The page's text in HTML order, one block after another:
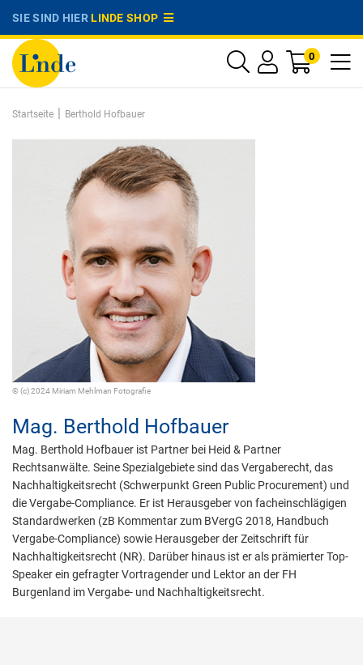
SIE SIND HIERLINDE SHOP
0
Startseite | Berthold Hofbauer
© (c) 2024 Miriam Mehlman Fotografie
Mag. Berthold Hofbauer
Mag. Berthold Hofbauer ist Partner bei Heid & Partner
Rechtsanwälte. Seine Spezialgebiete sind das Vergaberecht, das
Nachhaltigkeitsrecht (Schwerpunkt Green Public Procurement) und
die Vergabe-Compliance. Er ist Herausgeber von facheinschlägigen
Standardwerken (zB Kommentar zum BVergG 2018, Handbuch
Vergabe-Compliance) sowie Herausgeber der Zeitschrift für
Nachhaltigkeitsrecht (NR). Darüber hinaus ist er als prämierter Top-
Speaker ein gefragter Vortragender und Lektor an der FH
Burgenland im Vergabe- und Nachhaltigkeitsrecht.